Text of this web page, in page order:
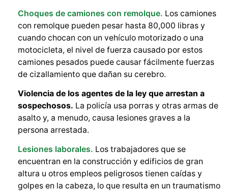
Choques de camiones con remolque. Los camiones
con remolque pueden pesar hasta 80,000 libras y
cuando chocan con un vehículo motorizado o una
motocicleta, el nivel de fuerza causado por estos
camiones pesados puede causar fácilmente fuerzas
de cizallamiento que dañan su cerebro.
Violencia de los agentes de la ley que arrestan a
sospechosos. La policía usa porras y otras armas de
asalto y, a menudo, causa lesiones graves a la
persona arrestada.
Lesiones laborales. Los trabajadores que se
encuentran en la construcción y edificios de gran
altura u otros empleos peligrosos tienen caídas y
golpes en la cabeza, lo que resulta en un traumatismo